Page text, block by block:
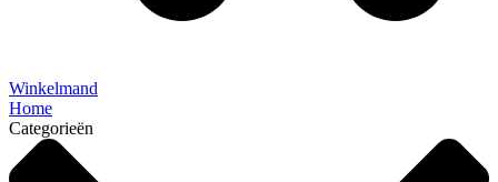
Winkelmand
Home
Categorieën